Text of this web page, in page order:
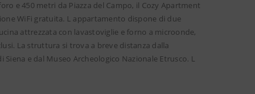
e 450 metri da Piazza del Campo, il Cozy Apartment
WiFi gratuita. L appartamento dispone di due
attrezzata con lavastoviglie e forno a microonde,
La struttura si trova a breve distanza dalla
e dal Museo Archeologico Nazionale Etrusco. L